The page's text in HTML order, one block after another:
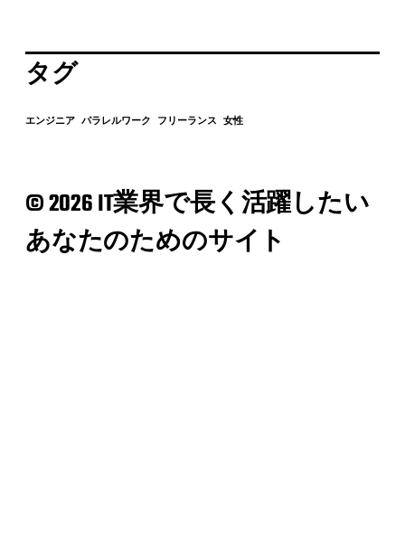
タグ
エンジニア パラレルワーク フリーランス 女性
© 2026 IT業界で長く活躍したい
あなたのためのサイト